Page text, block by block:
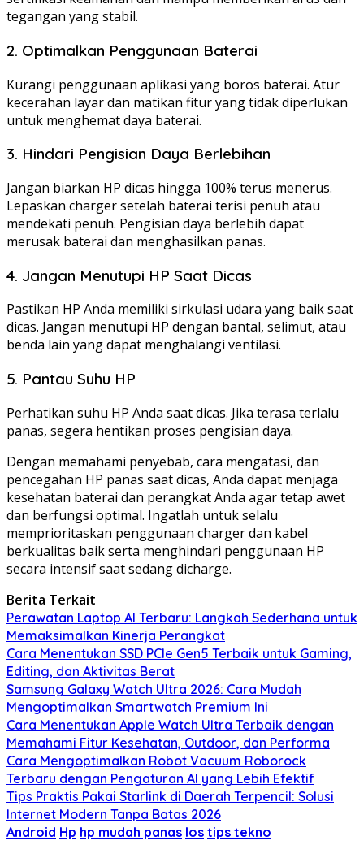
tegangan yang stabil.
2. Optimalkan Penggunaan Baterai
Kurangi penggunaan aplikasi yang boros baterai. Atur
kecerahan layar dan matikan fitur yang tidak diperlukan
untuk menghemat daya baterai.
3. Hindari Pengisian Daya Berlebihan
Jangan biarkan HP dicas hingga 100% terus menerus.
Lepaskan charger setelah baterai terisi penuh atau
mendekati penuh. Pengisian daya berlebih dapat
merusak baterai dan menghasilkan panas.
4. Jangan Menutupi HP Saat Dicas
Pastikan HP Anda memiliki sirkulasi udara yang baik saat
dicas. Jangan menutupi HP dengan bantal, selimut, atau
benda lain yang dapat menghalangi ventilasi.
5. Pantau Suhu HP
Perhatikan suhu HP Anda saat dicas. Jika terasa terlalu
panas, segera hentikan proses pengisian daya.
Dengan memahami penyebab, cara mengatasi, dan
pencegahan HP panas saat dicas, Anda dapat menjaga
kesehatan baterai dan perangkat Anda agar tetap awet
dan berfungsi optimal. Ingatlah untuk selalu
memprioritaskan penggunaan charger dan kabel
berkualitas baik serta menghindari penggunaan HP
secara intensif saat sedang dicharge.
Berita Terkait
Perawatan Laptop AI Terbaru: Langkah Sederhana untuk
Memaksimalkan Kinerja Perangkat
Cara Menentukan SSD PCIe Gen5 Terbaik untuk Gaming,
Editing, dan Aktivitas Berat
Samsung Galaxy Watch Ultra 2026: Cara Mudah
Mengoptimalkan Smartwatch Premium Ini
Cara Menentukan Apple Watch Ultra Terbaik dengan
Memahami Fitur Kesehatan, Outdoor, dan Performa
Cara Mengoptimalkan Robot Vacuum Roborock
Terbaru dengan Pengaturan AI yang Lebih Efektif
Tips Praktis Pakai Starlink di Daerah Terpencil: Solusi
Internet Modern Tanpa Batas 2026
Android Hp hp mudah panas Ios tips tekno